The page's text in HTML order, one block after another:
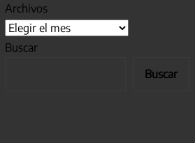
Archivos
Buscar
Buscar